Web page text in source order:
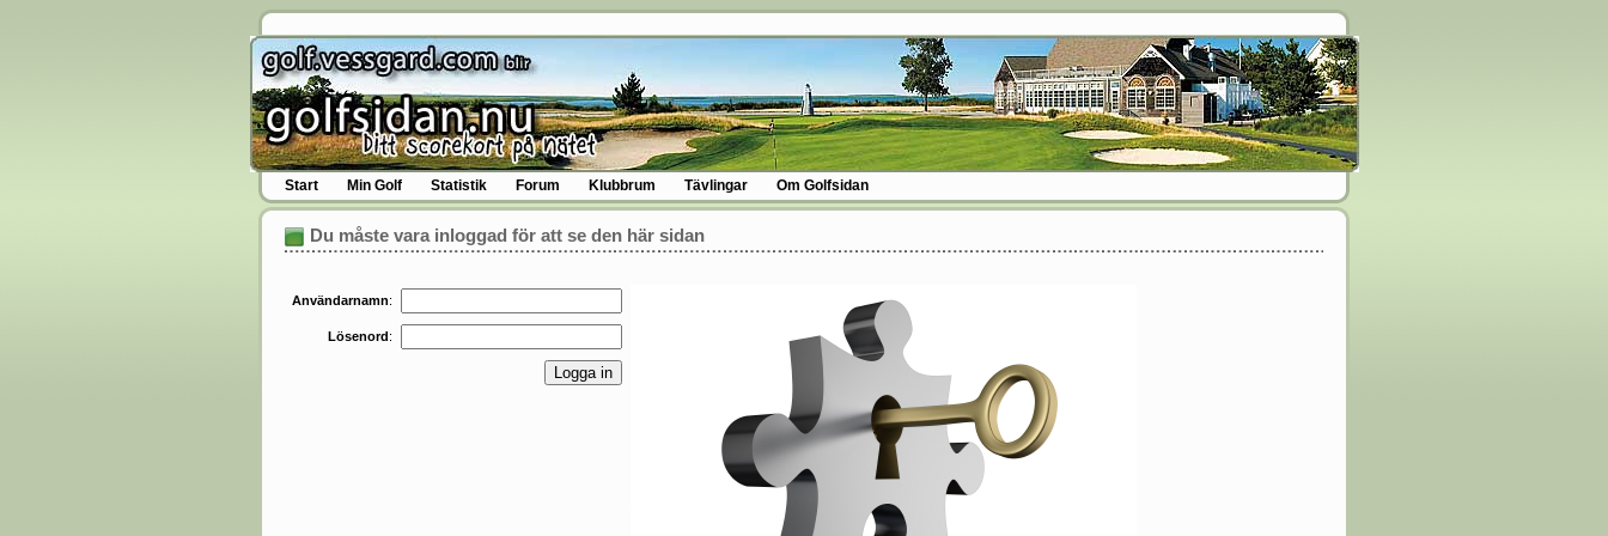
Start Min Golf Statistik Forum Klubbrum Tävlingar Om Golfsidan
Du måste vara inloggad för att se den här sidan
Användarnamn:
Lösenord: